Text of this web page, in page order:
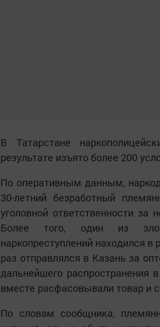
В Татарстане
результате изъято более 200
По оперативным данным,
30-летний безработный
уголовной ответственности за
Более того, один из
наркопреступлений находился
раз отправлялся в Казань за
дальнейшего распространения
вместе расфасовывали товар и
По словам сообщника,